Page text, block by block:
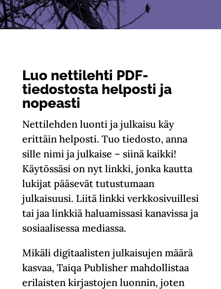
Luo nettilehti PDF-
tiedostosta helposti ja
nopeasti
Nettilehden luonti ja julkaisu käy
erittäin helposti. Tuo tiedosto, anna
sille nimi ja julkaise – siinä kaikki!
Käytössäsi on nyt linkki, jonka kautta
lukijat pääsevät tutustumaan
julkaisuusi. Liitä linkki verkkosivuillesi
tai jaa linkkiä haluamissasi kanavissa ja
sosiaalisessa mediassa.
Mikäli digitaalisten julkaisujen määrä
kasvaa, Taiqa Publisher mahdollistaa
erilaisten kirjastojen luonnin, joten